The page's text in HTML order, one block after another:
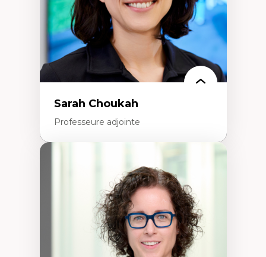
Sarah Choukah
Professeure adjointe
Démocratisation des nouvelles
technologies et biotechnologies
Données ouvertes
Bioart, programmation et électronique
créatives
Histoire sociale et culturelle des
technologies numériques
Résistances et droits numériques
Internet des objets